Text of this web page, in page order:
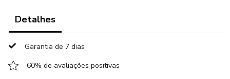
Detalhes
Garantia de 7 dias
60% de avaliações positivas